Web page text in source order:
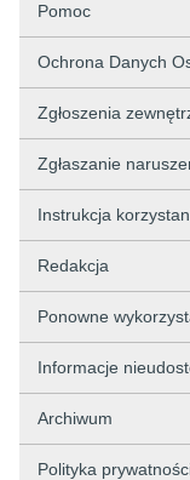
Pomoc
Ochrona Danych
Zgłoszenia
Zgłaszanie
Instrukcja
Redakcja
Ponowne
Informacje
Archiwum
Polityka